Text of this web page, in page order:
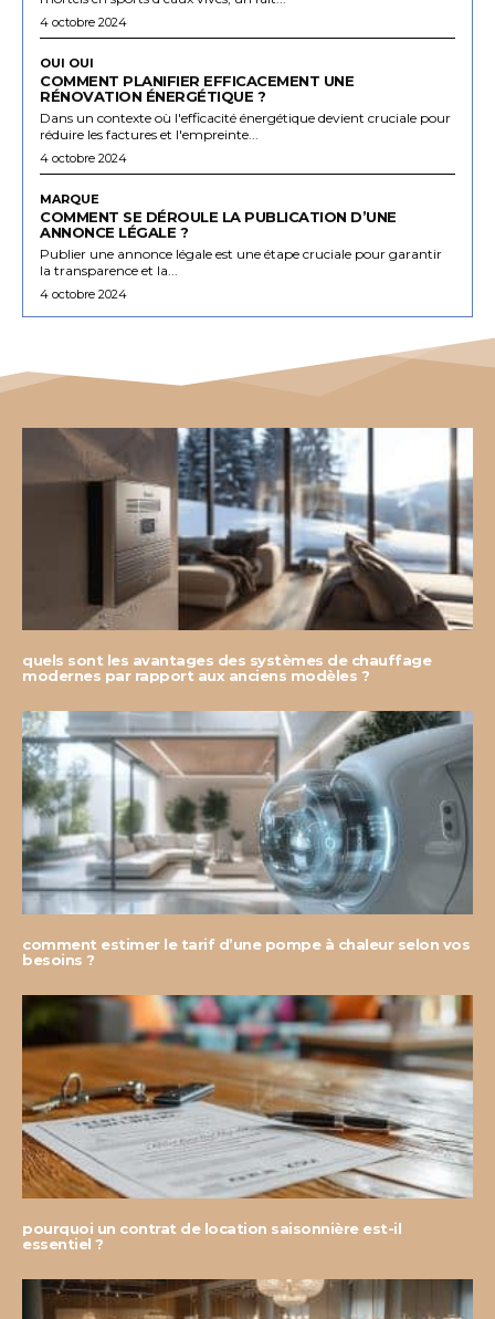
4 octobre 2024
OUI OUI
COMMENT PLANIFIER EFFICACEMENT UNE
RÉNOVATION ÉNERGÉTIQUE ?
Dans un contexte où l'efficacité énergétique devient cruciale pour
réduire les factures et l'empreinte...
4 octobre 2024
MARQUE
COMMENT SE DÉROULE LA PUBLICATION D’UNE
ANNONCE LÉGALE ?
Publier une annonce légale est une étape cruciale pour garantir
la transparence et la...
4 octobre 2024
quels sont les avantages des systèmes de chauffage
modernes par rapport aux anciens modèles ?
comment estimer le tarif d’une pompe à chaleur selon vos
besoins ?
pourquoi un contrat de location saisonnière est-il
essentiel ?